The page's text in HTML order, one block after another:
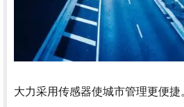
大力采用传感器使城市管理更便